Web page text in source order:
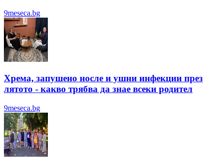
9meseca.bg
Хрема, запушено носле и ушни инфекции през
лятотo - какво трябва да знае всеки родител
9meseca.bg